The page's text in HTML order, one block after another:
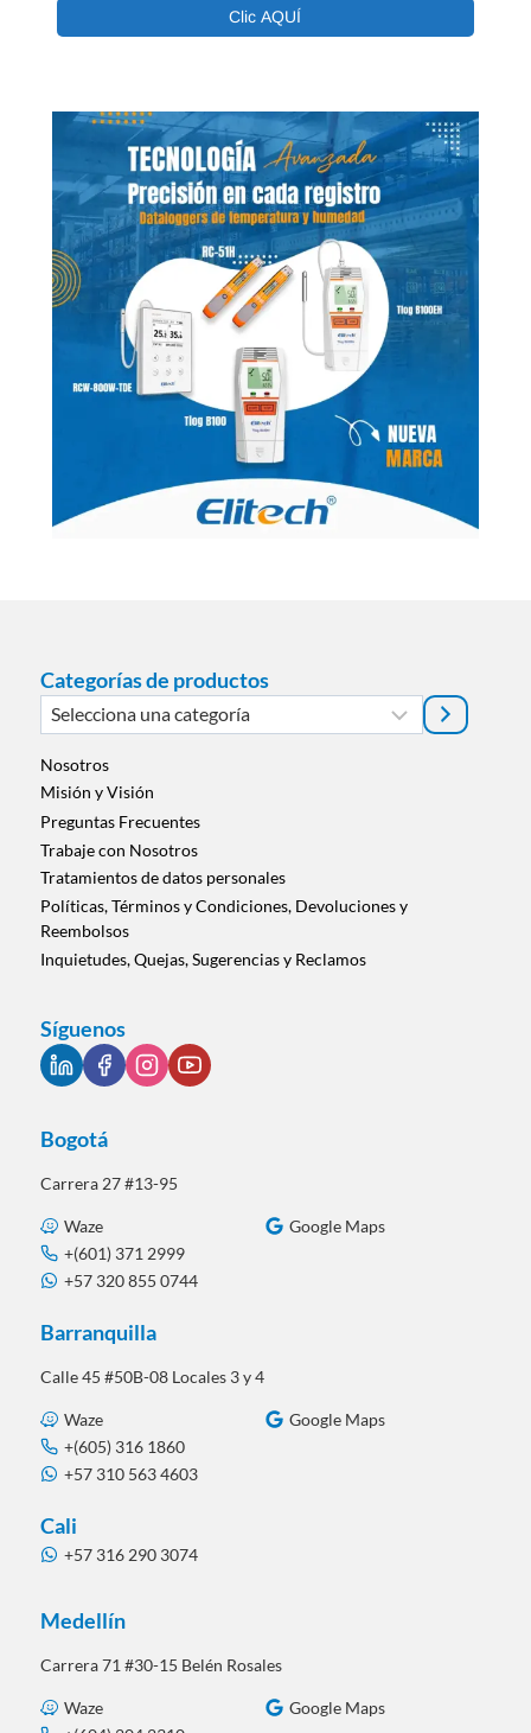
Categorías de productos
Selecciona
una
categoría
Nosotros
Misión y Visión
Preguntas Frecuentes
Trabaje con Nosotros
Tratamientos de datos personales
Políticas, Términos y Condiciones, Devoluciones y
Reembolsos
Inquietudes, Quejas, Sugerencias y Reclamos
Síguenos
Bogotá
Carrera 27 #13-95
Waze
Google Maps
+(601) 371 2999
+57 320 855 0744
Barranquilla
Calle 45 #50B-08 Locales 3 y 4
Waze
Google Maps
+(605) 316 1860
+57 310 563 4603
Cali
+57 316 290 3074
Medellín
Carrera 71 #30-15 Belén Rosales
Waze
Google Maps